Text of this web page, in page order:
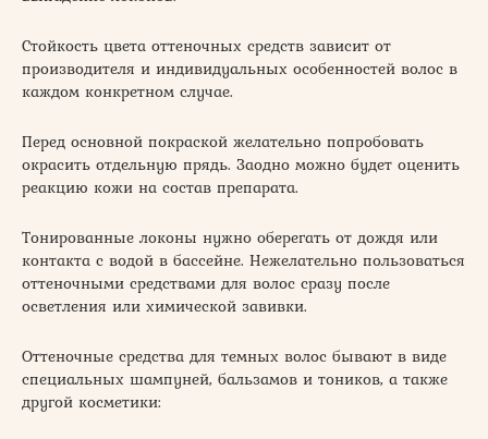
Стойкость цвета оттеночных средств зависит от
производителя и индивидуальных особенностей волос в
каждом конкретном случае.
Перед основной покраской желательно попробовать
окрасить отдельную прядь. Заодно можно будет оценить
реакцию кожи на состав препарата.
Тонированные локоны нужно оберегать от дождя или
контакта с водой в бассейне. Нежелательно пользоваться
оттеночными средствами для волос сразу после
осветления или химической завивки.
Оттеночные средства для темных волос бывают в виде
специальных шампуней, бальзамов и тоников, а также
другой косметики: